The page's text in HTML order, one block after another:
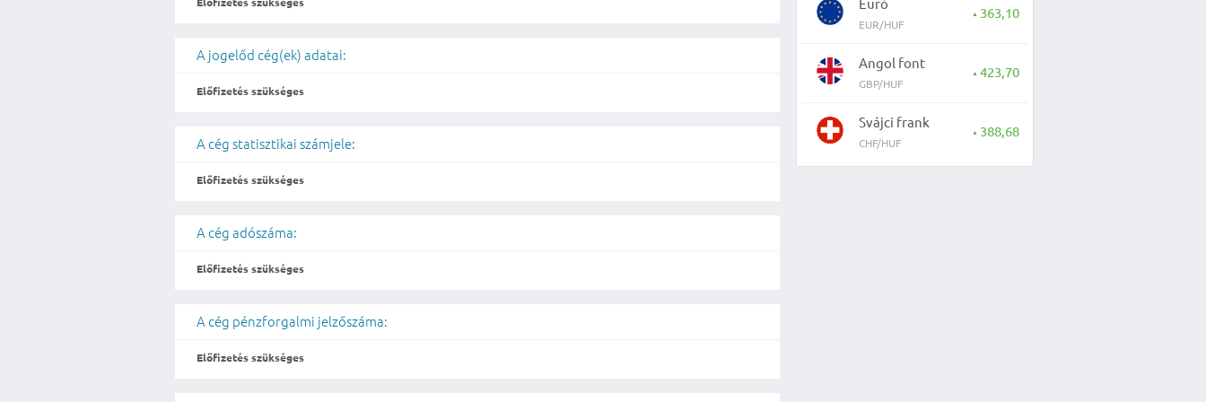
EUR/HUF
▲ 363,10
Angol font
GBP/HUF
▲ 423,70
Svájci frank
CHF/HUF
▲ 388,68
A jogelőd cég(ek) adatai:
Előfizetés szükséges
A cég statisztikai számjele:
Előfizetés szükséges
A cég adószáma:
Előfizetés szükséges
A cég pénzforgalmi jelzőszáma:
Előfizetés szükséges